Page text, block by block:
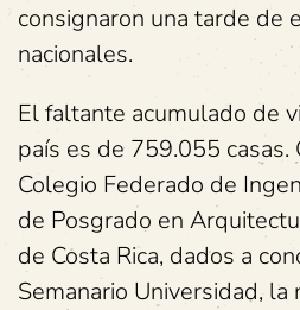
consignaron una tarde de
nacionales.
El faltante acumulado de
país es de 759.055
Colegio Federado de
de Posgrado en
de Costa Rica, dados a
Semanario Universidad, la